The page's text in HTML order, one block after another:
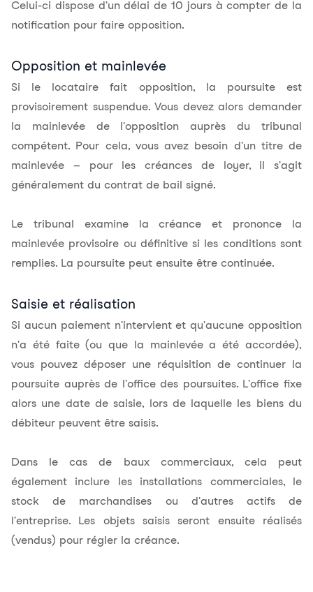
Celui-ci dispose d'un délai de 10 jours à compter de la
notification pour faire opposition.
Opposition et mainlevée
Si le locataire fait opposition, la poursuite est
provisoirement suspendue. Vous devez alors demander
la mainlevée de l'opposition auprès du tribunal
compétent. Pour cela, vous avez besoin d'un titre de
mainlevée – pour les créances de loyer, il s'agit
généralement du contrat de bail signé.
Le tribunal examine la créance et prononce la
mainlevée provisoire ou définitive si les conditions sont
remplies. La poursuite peut ensuite être continuée.
Saisie et réalisation
Si aucun paiement n'intervient et qu'aucune opposition
n'a été faite (ou que la mainlevée a été accordée),
vous pouvez déposer une réquisition de continuer la
poursuite auprès de l'office des poursuites. L'office fixe
alors une date de saisie, lors de laquelle les biens du
débiteur peuvent être saisis.
Dans le cas de baux commerciaux, cela peut
également inclure les installations commerciales, le
stock de marchandises ou d'autres actifs de
l'entreprise. Les objets saisis seront ensuite réalisés
(vendus) pour régler la créance.